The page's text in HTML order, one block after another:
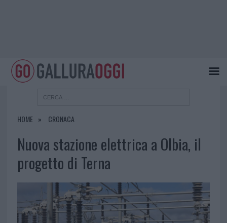
HOME CRONACA
Nuova stazione elettrica a Olbia, il
progetto di Terna